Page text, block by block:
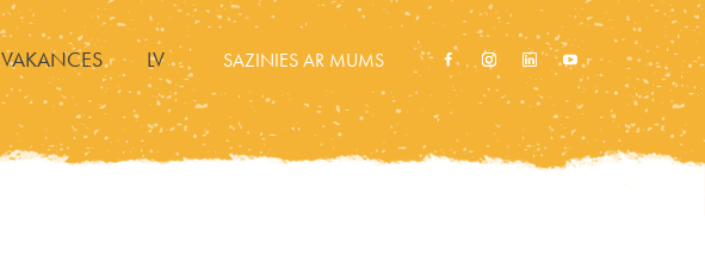
VAKANCES LV SAZINIES AR MUMS